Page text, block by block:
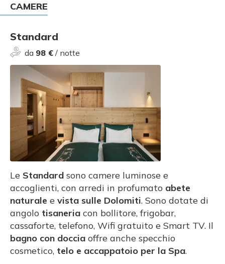
CAMERE
Standard
da 98 € / notte
Le Standard sono camere luminose e
accoglienti, con arredi in profumato abete
naturale e vista sulle Dolomiti. Sono dotate di
angolo tisaneria con bollitore, frigobar,
cassaforte, telefono, Wifi gratuito e Smart TV. Il
bagno con doccia offre anche specchio
cosmetico, telo e accappatoio per la Spa.